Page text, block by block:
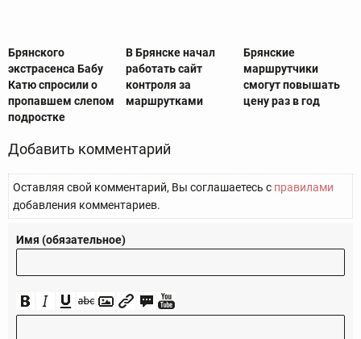
Брянского
экстрасенса Бабу
Катю спросили о
пропавшем слепом
подростке
В Брянске начал
работать сайт
контроля за
маршрутками
Брянские
маршрутчики
смогут повышать
цену раз в год
Добавить комментарий
Оставляя свой комментарий, Вы соглашаетесь с правилами
добавления комментариев.
Имя (обязательное)